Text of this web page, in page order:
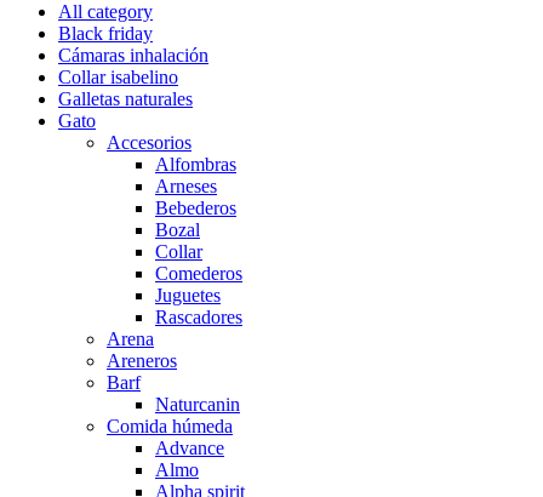
All category
Black friday
Cámaras inhalación
Collar isabelino
Galletas naturales
Gato
Accesorios
Alfombras
Arneses
Bebederos
Bozal
Collar
Comederos
Juguetes
Rascadores
Arena
Areneros
Barf
Naturcanin
Comida húmeda
Advance
Almo
Alpha spirit